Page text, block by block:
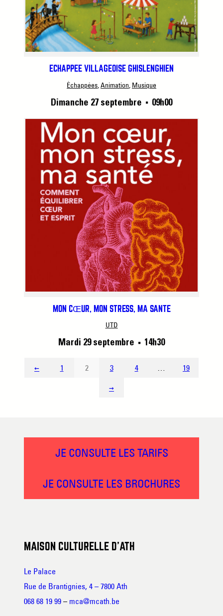
ÉCHAPPÉE VILLAGEOISE GHISLENGHIEN
Échappées Animation Musique
Dimanche 27 septembre ■ 09h00
MON CŒUR, MON STRESS, MA SANTÉ
UTD
Mardi 29 septembre ■ 14h30
← 1 2 3 4 …
19
→
JE CONSULTE LES TARIFS
JE CONSULTE LES BROCHURES
MAISON CULTURELLE D’ATH
Le Palace
Rue de Brantignies, 4 – 7800 Ath
068 68 19 99 – mca@mcath.be